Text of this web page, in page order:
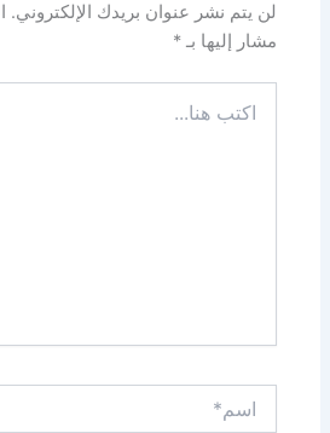
لن يتم نشر عنوان بريدك الإلكتروني.
مشار إليها بـ*
هنا...